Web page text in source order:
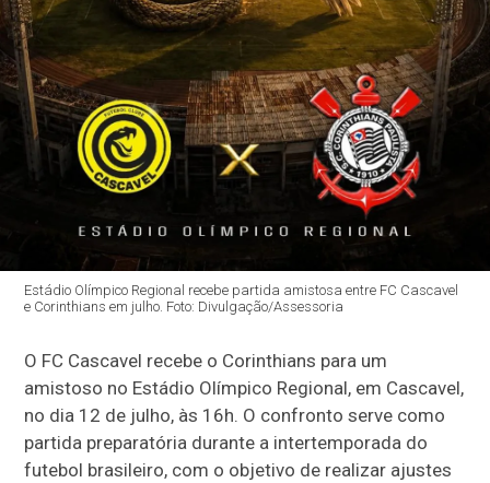
Estádio Olímpico Regional recebe partida amistosa entre FC Cascavel
e Corinthians em julho. Foto: Divulgação/Assessoria
O FC Cascavel recebe o Corinthians para um
amistoso no Estádio Olímpico Regional, em Cascavel,
no dia 12 de julho, às 16h. O confronto serve como
partida preparatória durante a intertemporada do
futebol brasileiro, com o objetivo de realizar ajustes